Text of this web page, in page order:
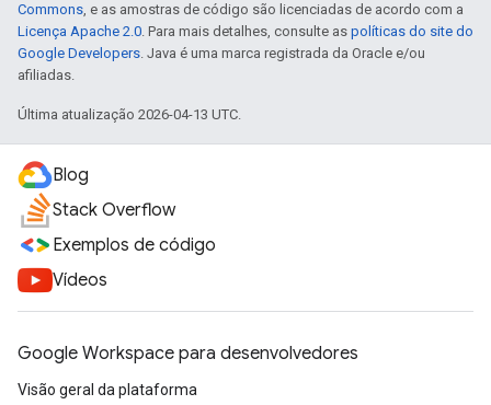
Commons, e as amostras de código são licenciadas de acordo com a
Licença Apache 2.0. Para mais detalhes, consulte as políticas do site do
Google Developers. Java é uma marca registrada da Oracle e/ou
afiliadas.
Última atualização 2026-04-13 UTC.
Blog
Stack Overflow
Exemplos de código
Vídeos
Google Workspace para desenvolvedores
Visão geral da plataforma